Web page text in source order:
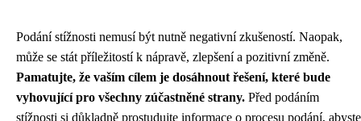
Podání stížnosti nemusí být nutně negativní zkušeností. Naopak,
může se stát příležitostí k nápravě, zlepšení a pozitivní změně.
Pamatujte, že vaším cílem je dosáhnout řešení, které bude
vyhovující pro všechny zúčastněné strany. Před podáním
stížnosti si důkladně prostudujte informace o procesu podání, abyste